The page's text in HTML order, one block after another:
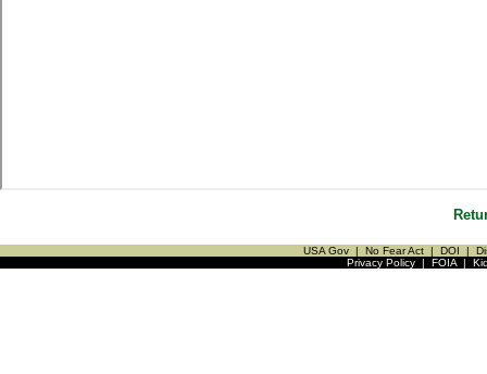
USA Gov | No Fear Act | DOI |
Privacy Policy| FOIA|